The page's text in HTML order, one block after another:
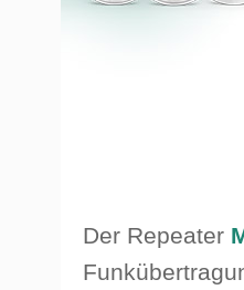
Der Repeater